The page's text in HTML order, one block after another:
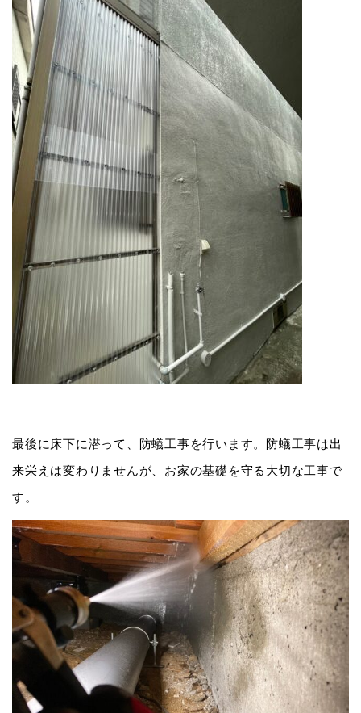
最後に床下に潜って、防蟻工事を行います。防蟻工事は出
来栄えは変わりませんが、お家の基礎を守る大切な工事で
す。